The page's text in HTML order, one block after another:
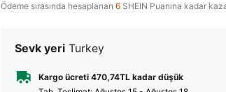
Ödeme sırasında hesaplanan 6 SHEIN Puanına kadar
Sevk yeri Turkey
Kargo ücreti 470,74TL kadar düşük